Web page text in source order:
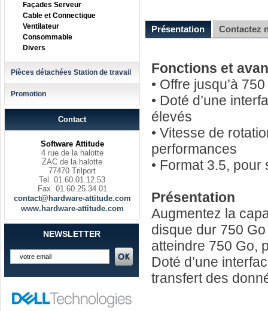
Façades Serveur
Cable et Connectique
Ventilateur
Consommable
Divers
Pièces détachées Station de travail
Promotion
Contact
Software Attitude
4 rue de la halotte
ZAC de la halotte
77470 Trilport
Tel. 01.60.01.12.53
Fax. 01.60.25.34.01
contact@hardware-attitude.com
www.hardware-attitude.com
NEWSLETTER
Présentation Contactez
Fonctions et
• Offre jusqu’à
• Doté d’une
élevés
• Vitesse de
performances
• Format 3.5,
Présentation
Augmentez la
disque dur 750
atteindre 750 Go,
Doté d’une
transfert des